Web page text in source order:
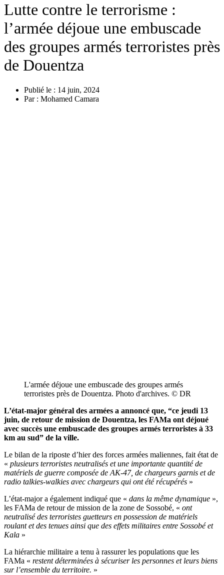
Lutte contre le terrorisme :
l’armée déjoue une embuscade
des groupes armés terroristes près
de Douentza
Publié le : 14 juin, 2024
Par : Mohamed Camara
L'armée déjoue une embuscade des groupes armés
terroristes près de Douentza. Photo d'archives. © DR
L’état-major général des armées a annoncé que, “ce jeudi 13
juin, de retour de mission de Douentza, les FAMa ont déjoué
avec succès une embuscade des groupes armés terroristes à 33
km au sud” de la ville.
Le bilan de la riposte d’hier des forces armées maliennes, fait état de
« plusieurs terroristes neutralisés et une importante quantité de
matériels de guerre composée de AK-47, de chargeurs garnis et de
radio talkies-walkies avec chargeurs qui ont été récupérés »
L’état-major a également indiqué que « dans la même dynamique »,
les FAMa de retour de mission de la zone de Sossobé, « ont
neutralisé des terroristes guetteurs en possession de matériels
roulant et des tenues ainsi que des effets militaires entre Sossobé et
Kala »
La hiérarchie militaire a tenu à rassurer les populations que les
FAMa « restent déterminées à sécuriser les personnes et leurs biens
sur l’ensemble du territoire. »